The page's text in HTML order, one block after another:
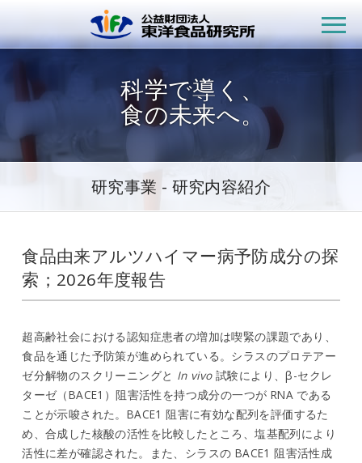
公益財団
科学で導く、
食の未来へ。
研究事業 - 研究内容紹介
食品由来アルツハイマー病予防成分の探
索；2026年度報告
超高齢社会における認知症患者の増加は喫緊の課題であり、
食品を通じた予防策が進められている。シラスのプロテアー
ゼ分解物のスクリーニングと In vivo試験により、β-セクレ
ターゼ（BACE1）阻害活性を持つ成分の一つが RNA である
ことが示唆された。BACE1 阻害に有効な配列を評価するた
め、合成した核酸の活性を比較したところ、塩基配列により
活性に差が確認された。また、シラスの BACE1 阻害活性成